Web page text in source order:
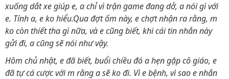
xuống dắt xe giúp e, a chỉ vì trận game đang dở, a nói gì với
e. Tính a, e ko hiểu.Qua đợt ốm này, e chợt nhận ra rằng, m
ko còn thiết tha gì nữa, và e cũng biết, khi cái tin nhắn này
gửi đi, a cũng sẽ nói như vậy.
Hôm chủ nhật, e đã biết, buổi chiều đó a hẹn gặp cô giáo, e
đã tự cá cược với m rằng a sẽ ko đi. Vì e bệnh, vì sao e nhắn